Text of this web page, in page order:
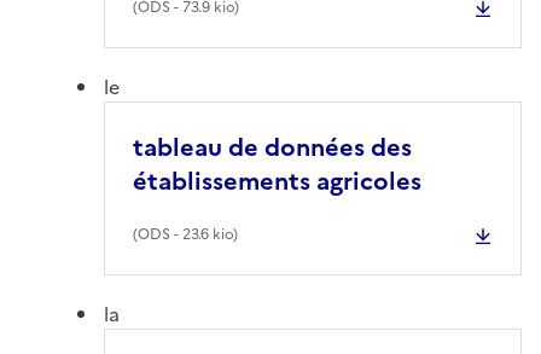
(ODS - 73.9 kio)
le
tableau de données des
établissements agricoles
(ODS - 23.6 kio)
la